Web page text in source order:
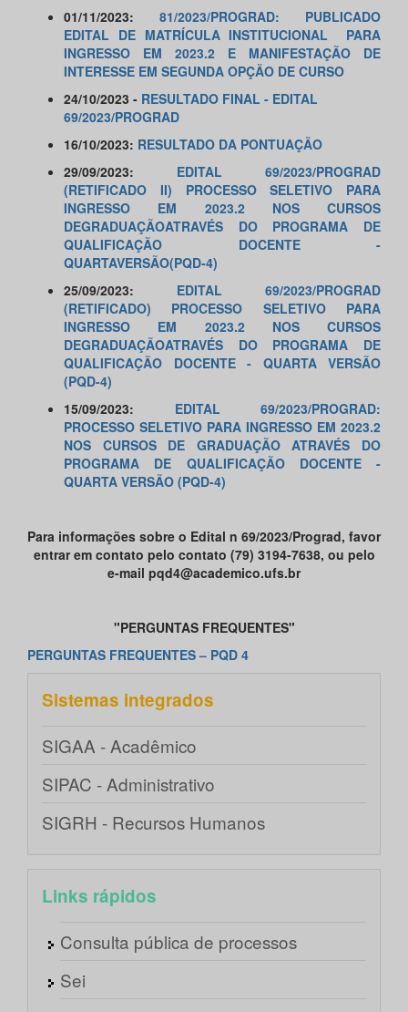
01/11/2023: 81/2023/PROGRAD: PUBLICADO
EDITAL DE MATRÍCULA INSTITUCIONAL PARA
INGRESSO EM 2023.2 E MANIFESTAÇÃO DE
INTERESSE EM SEGUNDA OPÇÃO DE CURSO
24/10/2023 - RESULTADO FINAL - EDITAL
69/2023/PROGRAD
16/10/2023: RESULTADO DA PONTUAÇÃO
29/09/2023: EDITAL 69/2023/PROGRAD
(RETIFICADO II) PROCESSO SELETIVO PARA
INGRESSO EM 2023.2 NOS CURSOS
DEGRADUAÇÃOATRAVÉS DO PROGRAMA DE
QUALIFICAÇÃO DOCENTE -
QUARTAVERSÃO(PQD-4)
25/09/2023: EDITAL 69/2023/PROGRAD
(RETIFICADO) PROCESSO SELETIVO PARA
INGRESSO EM 2023.2 NOS CURSOS
DEGRADUAÇÃOATRAVÉS DO PROGRAMA DE
QUALIFICAÇÃO DOCENTE - QUARTA VERSÃO
(PQD-4)
15/09/2023: EDITAL 69/2023/PROGRAD:
PROCESSO SELETIVO PARA INGRESSO EM 2023.2
NOS CURSOS DE GRADUAÇÃO ATRAVÉS DO
PROGRAMA DE QUALIFICAÇÃO DOCENTE -
QUARTA VERSÃO (PQD-4)
Para informações sobre o Edital n 69/2023/Prograd, favor
entrar em contato pelo contato (79) 3194-7638, ou pelo
e-mail pqd4@academico.ufs.br
"PERGUNTAS FREQUENTES"
PERGUNTAS FREQUENTES – PQD 4
Sistemas integrados
SIGAA - Acadêmico
SIPAC - Administrativo
SIGRH - Recursos Humanos
Links rápidos
Consulta pública de processos
Sei